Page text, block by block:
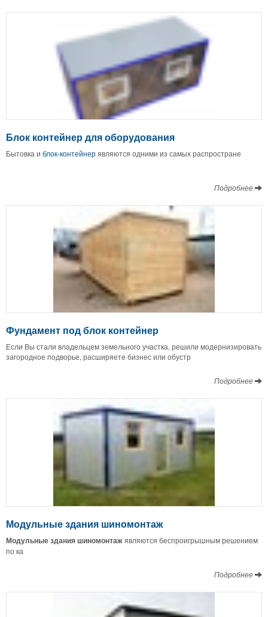
Блок контейнер для оборудования
Бытовка и блок-контейнерявляются одними из самых распростране
Подробнее
Фундамент под блок контейнер
Если Вы стали владельцем земельного участка, решили модернизировать
загородное подворье, расширяете бизнес или обустр
Подробнее
Модульные здания шиномонтаж
Модульныезданияшиномонтажявляются беспроигрышным решением
по ка
Подробнее